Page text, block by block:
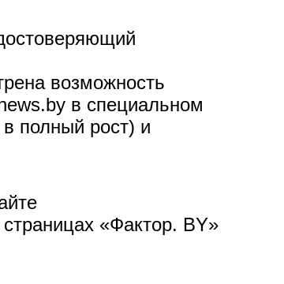
возможность
в специальном
в полный рост) и
«Фактор. BY»